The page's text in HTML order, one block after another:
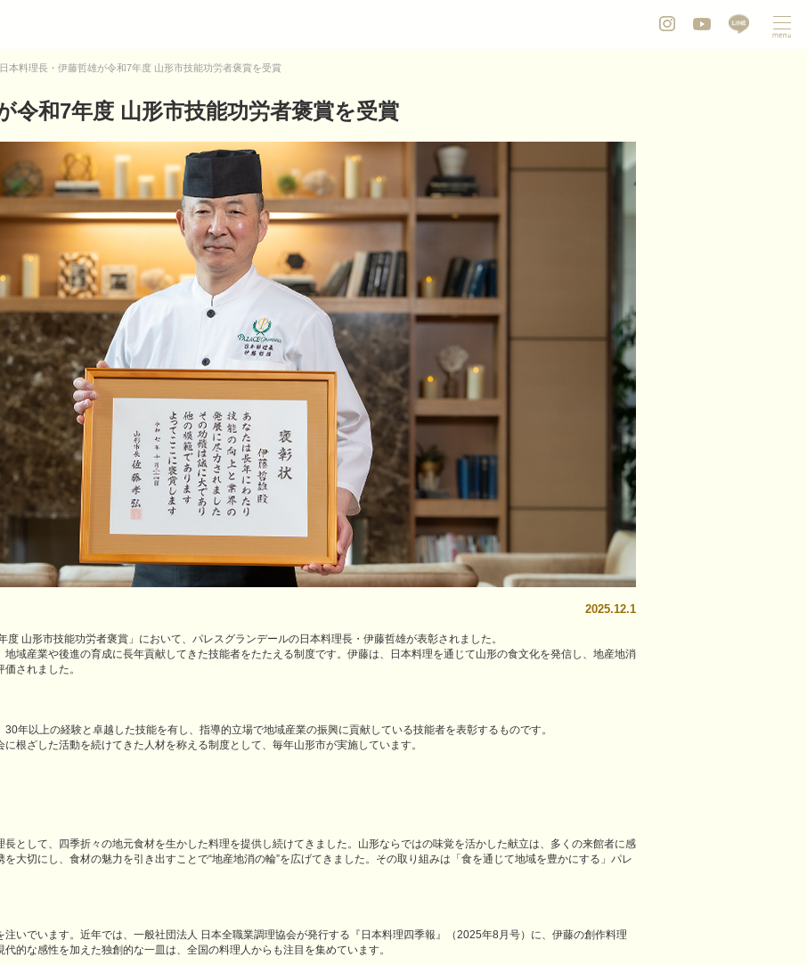
日本料理長・伊藤哲雄が令和7年度 山形市技能功労者褒賞を受賞
令和7年度 山形市技能功労者褒賞を受賞
2025.12.1
山形市技能功労者褒賞」において、パレスグランデールの日本料理長・伊藤哲雄が表彰されました。
域産業や後進の育成に長年貢献してきた技能者をたたえる制度です。伊藤は、日本料理を通じて山形の食文化を発信し、地産地消
されました。
30年以上の経験と卓越した技能を有し、指導的立場で地域産業の振興に貢献している技能者を表彰するものです。
根ざした活動を続けてきた人材を称える制度として、毎年山形市が実施しています。
として、四季折々の地元食材を生かした料理を提供し続けてきました。山形ならではの味覚を活かした献立は、多くの来館者に感
大切にし、食材の魅力を引き出すことで“地産地消の輪”を広げてきました。その取り組みは「食を通じて地域を豊かにする」パレ
いでいます。近年では、一般社団法人 日本全職業調理協会が発行する『日本料理四季報』（2025年8月号）に、伊藤の創作料理
的な感性を加えた独創的な一皿は、全国の料理人からも注目を集めています。